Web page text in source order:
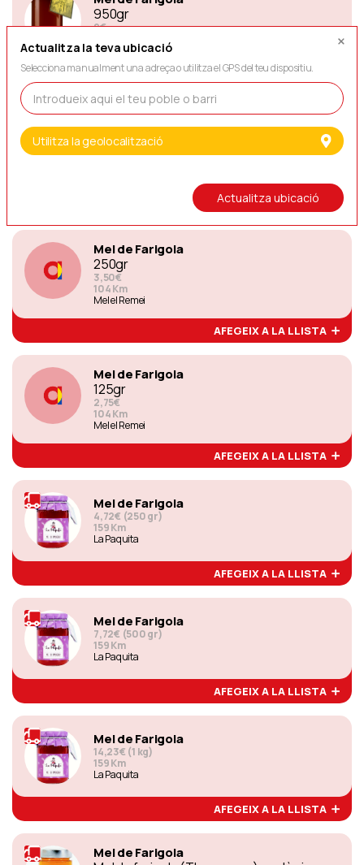
950gr
9€
Mel el Remei
AFEGEIX A LA LLISTA
Mel de Farigola
500gr
6€
AFEGEIX A LA LLISTA
Mel de Farigola
250gr
3,50€
104 Km
Mel el Remei
AFEGEIX A LA LLISTA
Mel de Farigola
125gr
2,75€
104 Km
Mel el Remei
AFEGEIX A LA LLISTA
Mel de Farigola
4,72€ (250 gr)
159 Km
La Paquita
AFEGEIX A LA LLISTA
Mel de Farigola
7,72€ (500 gr)
159 Km
La Paquita
AFEGEIX A LA LLISTA
Mel de Farigola
14,23€ (1 kg)
159 Km
La Paquita
AFEGEIX A LA LLISTA
Mel de Farigola
Actualitza la teva ubicació
Selecciona manualment una adreça o utilitza el GPS del teu dispositiu.
Utilitza la geolocalització
Actualitza ubicació